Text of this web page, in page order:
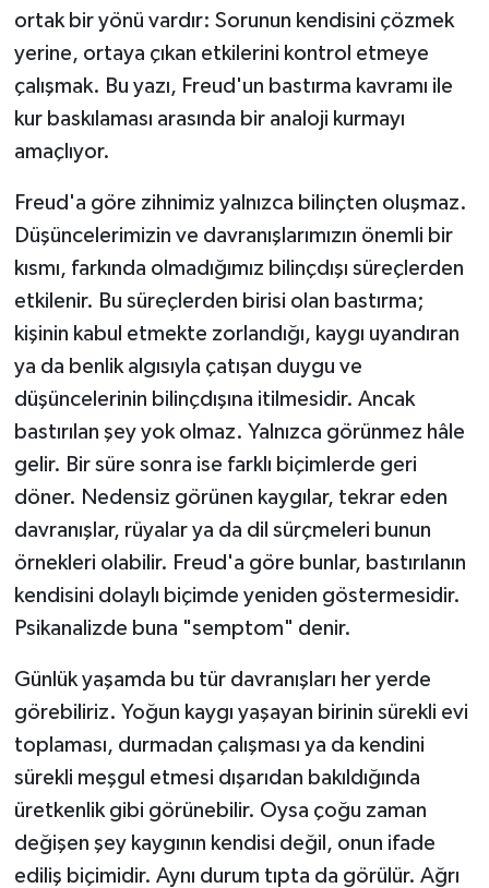
ortak bir yönü vardır: Sorunun kendisini çözmek
yerine, ortaya çıkan etkilerini kontrol etmeye
çalışmak. Bu yazı, Freud'un bastırma kavramı ile
kur baskılaması arasında bir analoji kurmayı
amaçlıyor.
Freud'a göre zihnimiz yalnızca bilinçten oluşmaz.
Düşüncelerimizin ve davranışlarımızın önemli bir
kısmı, farkında olmadığımız bilinçdışı süreçlerden
etkilenir. Bu süreçlerden birisi olan bastırma;
kişinin kabul etmekte zorlandığı, kaygı uyandıran
ya da benlik algısıyla çatışan duygu ve
düşüncelerinin bilinçdışına itilmesidir. Ancak
bastırılan şey yok olmaz. Yalnızca görünmez hâle
gelir. Bir süre sonra ise farklı biçimlerde geri
döner. Nedensiz görünen kaygılar, tekrar eden
davranışlar, rüyalar ya da dil sürçmeleri bunun
örnekleri olabilir. Freud'a göre bunlar, bastırılanın
kendisini dolaylı biçimde yeniden göstermesidir.
Psikanalizde buna "semptom" denir.
Günlük yaşamda bu tür davranışları her yerde
görebiliriz. Yoğun kaygı yaşayan birinin sürekli evi
toplaması, durmadan çalışması ya da kendini
sürekli meşgul etmesi dışarıdan bakıldığında
üretkenlik gibi görünebilir. Oysa çoğu zaman
değişen şey kaygının kendisi değil, onun ifade
ediliş biçimidir. Aynı durum tıpta da görülür. Ağrı